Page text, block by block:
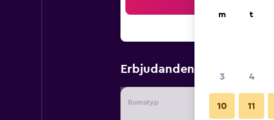
Erbjudanden från
Rumstyp
m t
3 4
10 11